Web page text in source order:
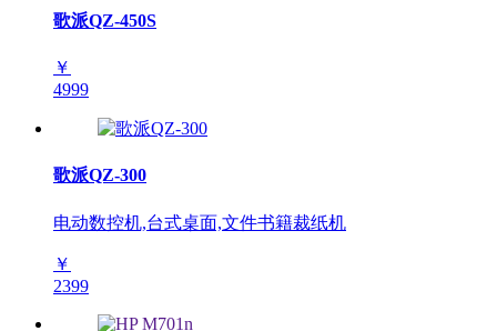
歌派QZ-450S
￥
4999
歌派QZ-300
电动数控机,台式桌面,文件书籍裁纸机
￥
2399